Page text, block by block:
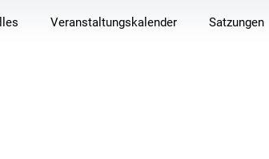
Veranstaltungskalender Satzungen